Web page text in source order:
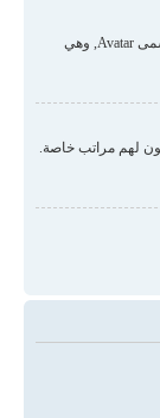
قد تكون هناك صورتان أسفل اسم المستخدم في المواضيع والردود. الأولى هي درجة المستخدم أو الرتبة, عادة ما تكون على شكل نجوم أو نقاط وتمثل عدد المشاركات في المنتدى أو حالتك في المنتدى. أسفل هذه هي صورة الشخصية المختارة وتسمى Avatar, وهي
لهم مراتب خاصة.